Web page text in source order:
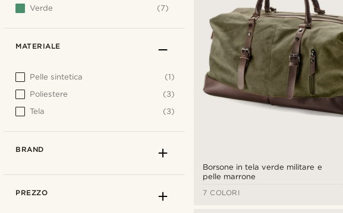
Borsone in tela verde militare e
pelle marrone
7 COLORI
Verde
(7)
MATERIALE
Pelle sintetica
(1)
Poliestere
(3)
Tela
(3)
BRAND
PREZZO